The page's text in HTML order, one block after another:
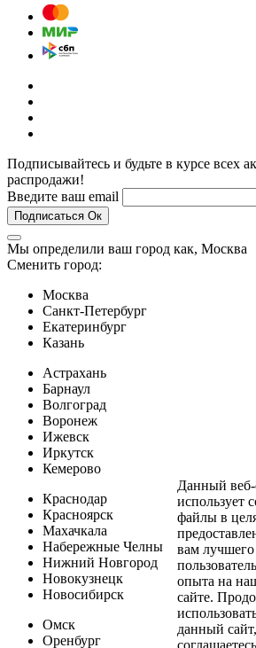
Подписывайтесь и будьте в курсе всех
распродажи!
Введите ваш email
Подписаться Ок
Мы определили ваш город как, Москва
Сменить город:
Москва
Санкт-Петербург
Екатеринбург
Казань
Астрахань
Барнаул
Волгоград
Воронеж
Ижевск
Иркутск
Кемерово
Краснодар
Красноярск
Махачкала
Набережные Челны
Нижний Новгород
Новокузнецк
Новосибирск
Омск
Оренбург
Данный веб-
использует
файлы в
вам лучшего
опыта на
сайте.
данный